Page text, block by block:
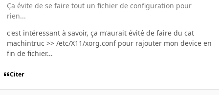
Ça évite de se faire tout un fichier de configuration pour
rien...
c'est intéressant à savoir, ça m'aurait évité de faire du cat
machintruc >> /etc/X11/xorg.conf pour rajouter mon device en
fin de fichier...
Citer